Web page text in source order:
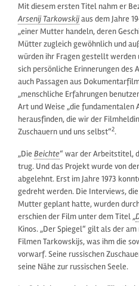
Mit diesem ersten Titel nahm er
Arsenij Tarkowskijaus dem Jahre
„einer Mutter handeln, deren
Mütter zugleich gewöhnlich und
würden ihr Fragen gestellt
sich persönliche Erinnerungen des
auch Passagen aus
„menschliche Erfahrungen
Art und Weise „die fundamentalen
herausfinden, die wir der
Zuschauern und uns selbst“2.
„Die Beichte“ war der Arbeitstitel,
trug. Und das Projekt wurde von
abgelehnt. Erst im Jahre 1973
gedreht werden. Die Interviews,
Mutter geplant hatte, wurden
erschien der Film unter dem Titel „
Kinos. „Der Spiegel“ gilt als der
Filmen Tarkowskijs, was ihm die
vorwarf. Seine russischen
seine Nähe zur russischen Seele.